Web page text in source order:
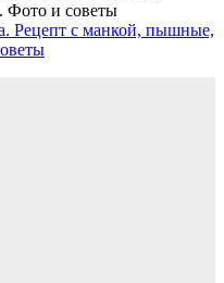
Рецепт с манкой, пышные,